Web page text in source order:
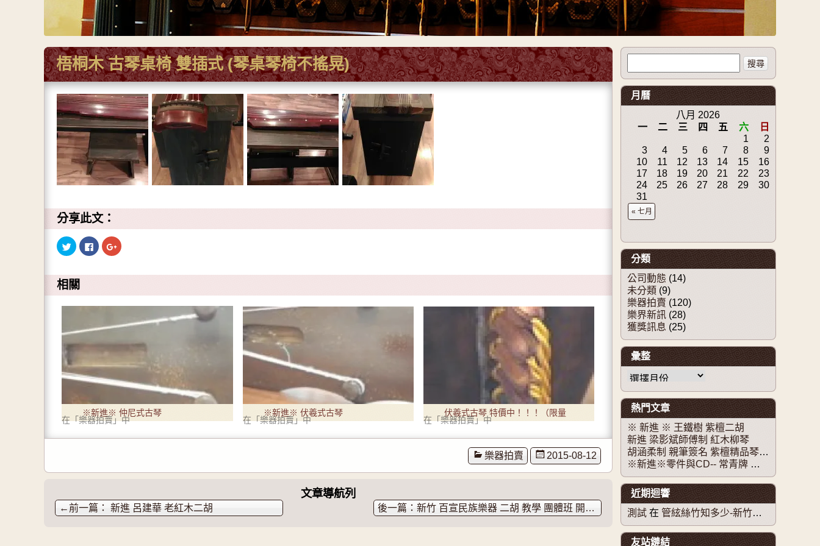
梧桐木 古琴桌椅 雙插式 (琴桌琴椅不搖晃)
分享此文：
分
享
w
i
t
t
新
窗
啟
)
按
一
分
F
o
(
在
新
視
窗
啟
)
點
擊
到
o
+
新
視
中
啟
)
相關
※新進※ 仲尼式古琴
在「樂器拍賣」中
※新進※ 伏羲式古琴
在「樂器拍賣」中
伏羲式古琴 特價中！！！（限量
在「樂器拍賣」中
樂器拍賣 2015-08-12
文章導航列
← 新進 呂建華 老紅木二胡 新竹 百宣民族樂器 二胡 教學 團體班 開始報名!!!! →
月曆
八月 2026
一
二 三 四 五 六 日
« 七月
1
2
3
4 5 6 7 8
9
10
11 12 13 14 15
16
17
18 19 20 21 22
23
24
25 26 27 28 29
30
31
分類
公司動態 (14)
未分類 (9)
樂器拍賣 (120)
樂界新訊(28)
獲獎訊息 (25)
彙整
彙整
熱門文章
※ 新進 ※ 王鐵樹 紫檀二胡
新進 梁影斌師傅制 紅木柳琴
胡涵柔制 親筆簽名 紫檀精品琴 及 老料紅木精品琴 - 已售出。感謝大家支持！！！
※新進※零件與CD-- 常青牌 王國潼監製二胡套弦與二胡銀弦
近期迴響
測試在 管絃絲竹知多少-新竹市立青少年國樂團國樂新秀系列音樂會
友站鏈結